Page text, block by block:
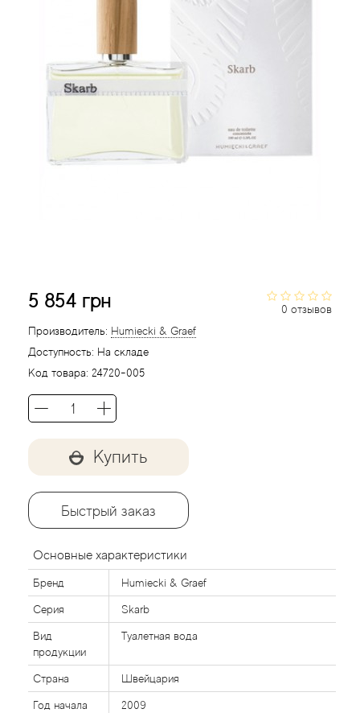
0 отзывов
5 854 грн
Производитель: Humiecki & Graef
Доступность: На складе
Код товара: 24720-005
Купить
Быстрый заказ
Основные характеристики
Бренд Humiecki & Graef
Серия Skarb
Вид
продукции
Туалетная вода
Страна Швейцария
Год начала
2009
Acqua di Parma
Acqua di Sardegna
Aedes de Venustas
Afnan
Agatha Ruiz de la Prada
Agent Provocateur
Agonist
Aj Arabia (Widian)
Al Haramain
Al Jazeera
Alaia Paris
Alexander McQueen